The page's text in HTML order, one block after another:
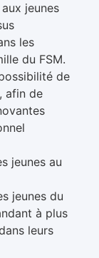
jeunes
les
du FSM.
de
afin de
jeunes au
jeunes du
à plus
leurs